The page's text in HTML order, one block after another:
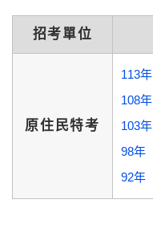
招考單位
原住民特考
113年
108年
103年
98年
92年